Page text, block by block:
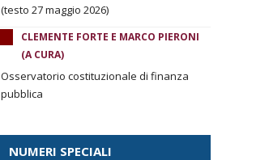
(testo 27 maggio 2026)
CLEMENTE FORTE E MARCO PIERONI
(A CURA)
Osservatorio costituzionale di finanza
pubblica
NUMERI SPECIALI